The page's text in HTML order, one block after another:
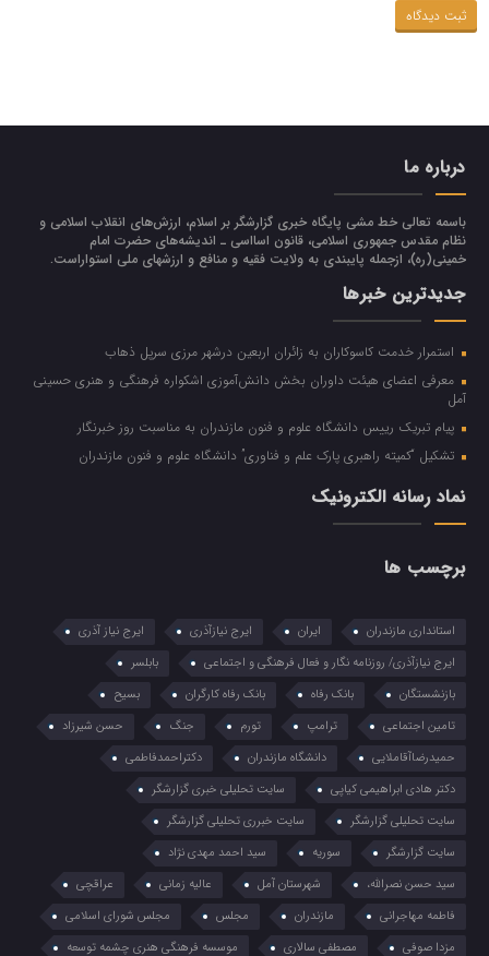
درباره ما
باسمه تعالی خط مشی پایگاه خبری گزارشگر بر اسلام، ارزش‌هاي انقلاب اسلامي و
نظام مقدس جمهوري اسلامي، قانون اسااسی ـ انديشه‌هاي حضرت امام
خميني(ره)، ازجمله پایبندی به ولايت فقيه و منافع و ارزشهاي ملي استواراست.
جدیدترین خبرها
استمرار خدمت کاسوکاران به زائران اربعین درشهر مرزی سرپل ذهاب
معرفی اعضای هیئت داوران بخش دانش‌آموزی اشکواره فرهنگی و هنری حسینی
آمل
پیام تبریک رییس دانشگاه علوم و فنون مازندران به مناسبت روز خبرنگار
تشکیل “کمیته راهبری پارک علم و فناوری” دانشگاه علوم و فنون مازندران
نماد رسانه الکترونیک
برچسب ها
استانداری مازندران ایران ایرج نیازآذری
ایرج نیاز آذری
ایرج نیازآذری/ روزنامه نگار و فعال فرهنگی و اجتماعی
بابلسر
بازنشستگان
بانک رفاه بانک رفاه کارگران
بسیح
تامین اجتماعی
ترامپ تورم جنگ
حسن شیرزاد
حمیدرضاآقاملایی
دانشگاه مازندران
دکتراحمدفاطمی
دکتر هادی ابراهیمی کیاپی
سایت تحلیلی خبری گزارشگر
سایت تحلیلی گزارشگر
سایت خبرری تحلیلی گزارشگر
سایت گزارشگر
سوریه
سید احمد مهدی نژاد
سید حسن نصرالله،
شهرستان آمل عالیه زمانی
عراقچی
فاطمه مهاجرانی
مازندران مجلس
مجلس شورای اسلامی
مزدا صوفی
مصطفی سالاری موسسه فرهنگی هنری چشمه توسعه